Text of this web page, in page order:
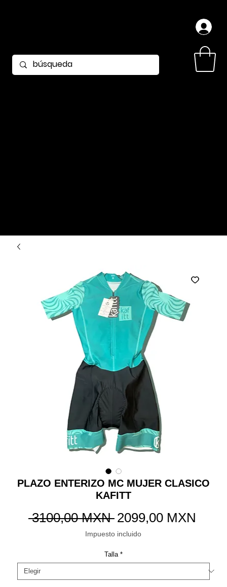
PLAZO ENTERIZO MC MUJER CLASICO
KAFITT
3100,00 MXN Precio
2099,00 MXN
Impuesto incluido
Talla *